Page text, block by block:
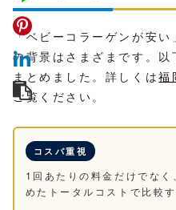
「ベビーコラーゲンが安
の背景はさまざまです。
まとめました。詳しくは福
ご覧ください。
コスパ重視
1回あたりの料金だけでな
めたトータルコストで比較